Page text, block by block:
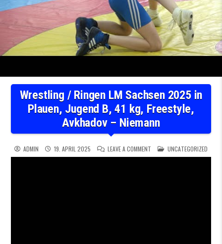
Wrestling / Ringen LM Sachsen 2025 in
Plauen, Jugend B, 41 kg, Freestyle,
Avkhadov – Niemann
ADMIN 19. APRIL 2025 LEAVE A COMMENT ON WRESTLING / RINGEN
POSTED IN
UNCATEGORIZED